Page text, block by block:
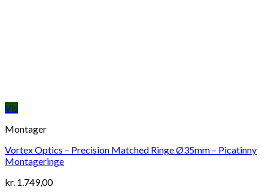
Vis
Montager
Vortex Optics – Precision Matched Ringe Ø35mm – Picatinny
Montageringe
kr. 1.749,00